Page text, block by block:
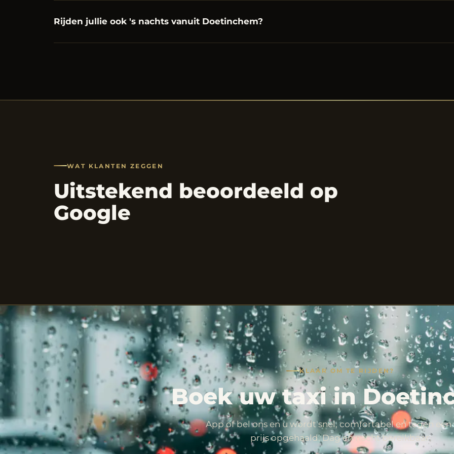
Rijden jullie ook 's nachts vanuit Doetinchem?
WAT KLANTEN ZEGGEN
Uitstekend beoordeeld op
Google
KLAAR OM TE RIJDEN?
Boek uw taxi in
App of bel ons en u wordt snel, comfortabel en tegen een
prijs opgehaald. Dag en nacht bereikbaar.